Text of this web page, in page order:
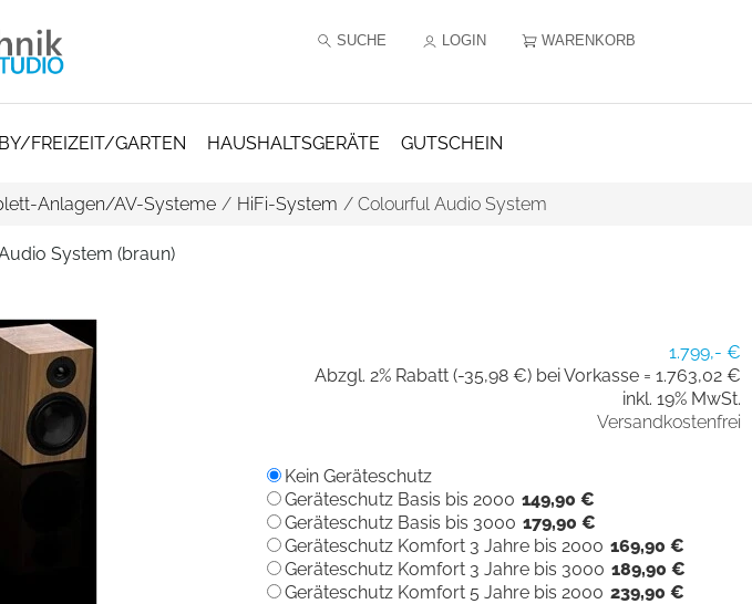
SUCHE LOGIN WARENKORB
FREIZEIT/GARTEN HAUSHALTSGERÄTE GUTSCHEIN
Anlagen/AV-Systeme / HiFi-System / Colourful Audio System
System (braun)
1.799,- €
Abzgl. 2% Rabatt (-35,98 €) bei Vorkasse = 1.763,02 €
inkl. 19% MwSt.
Versandkostenfrei
Kein Geräteschutz
Geräteschutz Basis bis 2000 149,90 €
Geräteschutz Basis bis 3000 179,90 €
Geräteschutz Komfort 3 Jahre bis 2000 169,90 €
Geräteschutz Komfort 3 Jahre bis 3000 189,90 €
Geräteschutz Komfort 5 Jahre bis 2000 239,90 €